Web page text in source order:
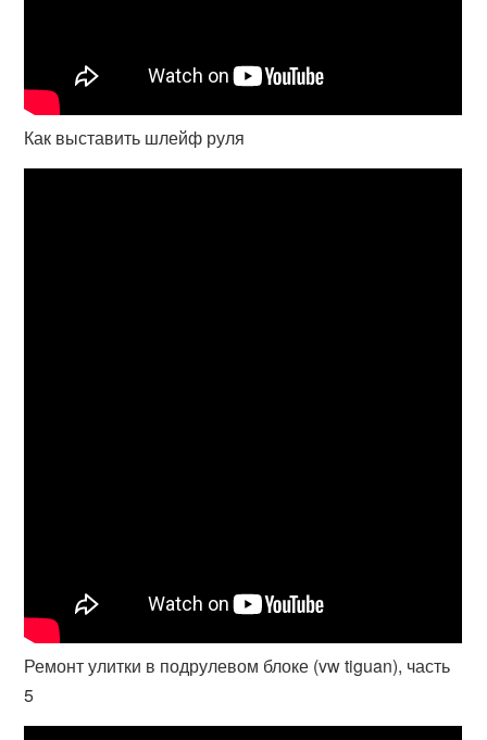
Как выставить шлейф руля
Ремонт улитки в подрулевом блоке (vw tiguan), часть
5